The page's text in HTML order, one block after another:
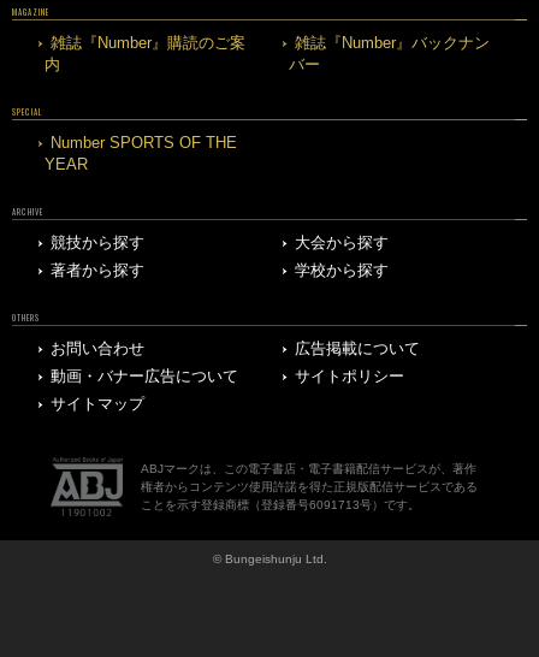
MAGAZINE
雑誌『Number』購読のご案
内
雑誌『Number』バックナン
バー
SPECIAL
Number SPORTS OF THE
YEAR
ARCHIVE
競技から探す
大会から探す
著者から探す
学校から探す
OTHERS
お問い合わせ
広告掲載について
動画・バナー広告について
サイトポリシー
サイトマップ
ABJマークは、この電子書店・電子書籍配信サービスが、著作
権者からコンテンツ使用許諾を得た正規版配信サービスである
ことを示す登録商標（登録番号6091713号）です。
© Bungeishunju Ltd.